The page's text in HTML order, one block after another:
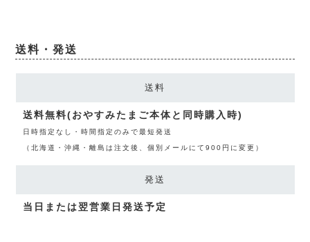
送料・発送
送料
送料無料(おやすみたまご本体と同時購入時)
日時指定なし・時間指定のみで最短発送
（北海道・沖縄・離島は注文後、個別メールにて900円に変更）
発送
当日または翌営業日発送予定